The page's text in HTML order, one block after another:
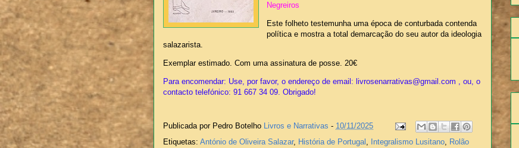
Negreiros
Este folheto testemunha uma época de conturbada contenda
política e mostra a total demarcação do seu autor da ideologia
salazarista.
Exemplar estimado. Com uma assinatura de posse. 20€
Para encomendar: Use, por favor, o endereço de email: livrosenarrativas@gmail.com , ou, o
contacto telefónico: 91 667 34 09. Obrigado!
Publicada por Pedro Botelho Livros e Narrativas - 10/11/2025
Etiquetas: António de Oliveira Salazar, História de Portugal , Integralismo Lusitano, Rolão